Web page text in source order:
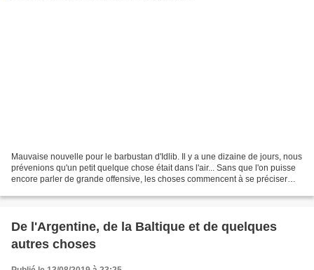
Mauvaise nouvelle pour le barbustan d'Idlib. Il y a une dizaine de jours, nous
prévenions qu'un petit quelque chose était dans l'air... Sans que l'on puisse
encore parler de grande offensive, les choses commencent à se préciser
De l'Argentine, de la Baltique et de quelques
autres choses